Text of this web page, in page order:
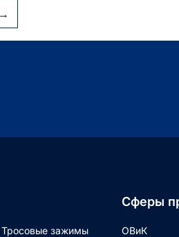
→
зажимы
Сферы
ОВиК